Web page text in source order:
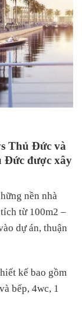
Thủ Đức và
Đức được xây
nền nhà
từ 100m2 –
dự án, thuận
kế bao gồm
bếp, 4wc, 1